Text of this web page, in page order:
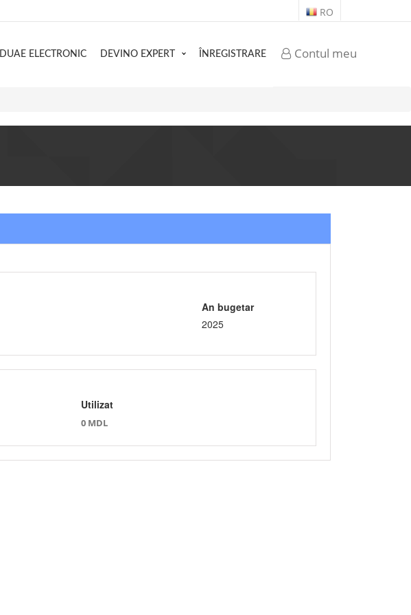
RO
Contul meu
DUAE ELECTRONIC DEVINO EXPERT ÎNREGISTRARE
An bugetar
2025
Utilizat
0 MDL